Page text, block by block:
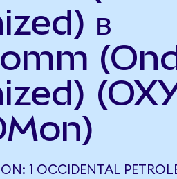
в
1 OCCIDENTAL